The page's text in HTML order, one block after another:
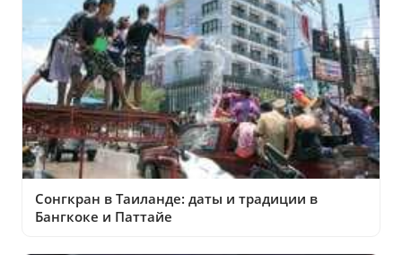
Сонгкран в Таиланде: даты и традиции в
Бангкоке и Паттайе